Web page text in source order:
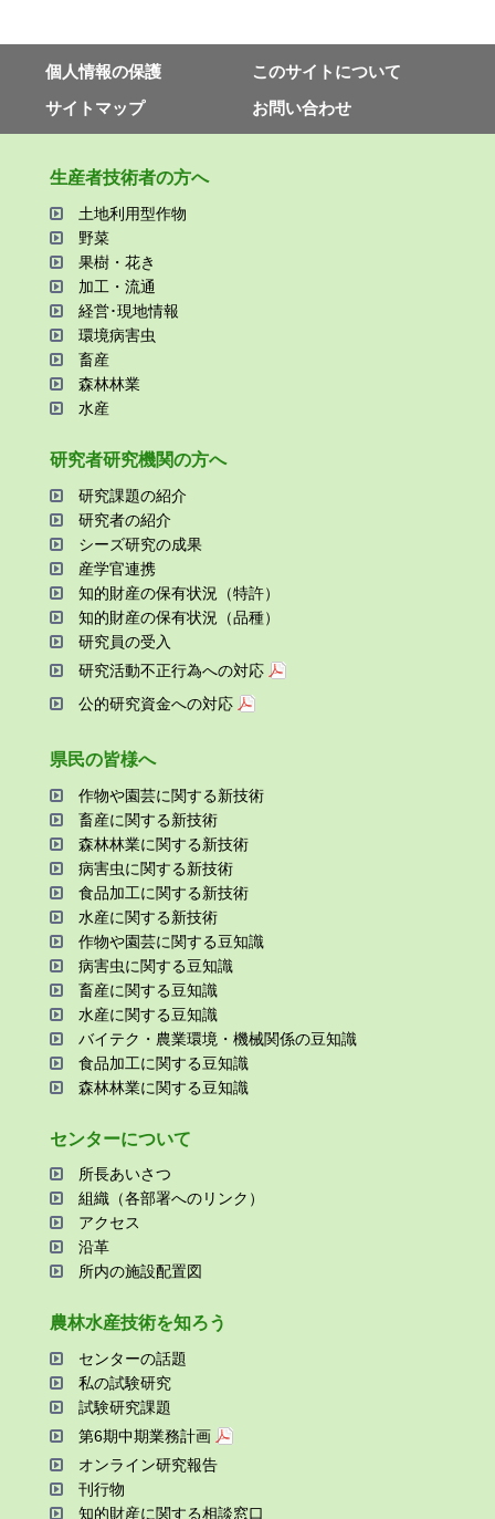
個⼈情報の保護
このサイトについて
サイトマップ
お問い合わせ
⽣産者技術者の⽅へ
⼟地利⽤型作物
野菜
果樹・花き
加⼯・流通
経営･現地情報
環境病害⾍
畜産
森林林業
⽔産
研究者研究機関の⽅へ
研究課題の紹介
研究者の紹介
シーズ研究の成果
産学官連携
知的財産の保有状況（特許）
知的財産の保有状況（品種）
研究員の受⼊
研究活動不正⾏為への対応
公的研究資金への対応
県⺠の皆様へ
作物や園芸に関する新技術
畜産に関する新技術
森林林業に関する新技術
病害⾍に関する新技術
⾷品加⼯に関する新技術
⽔産に関する新技術
作物や園芸に関する⾖知識
病害⾍に関する⾖知識
畜産に関する⾖知識
⽔産に関する⾖知識
バイテク・農業環境・機械関係の⾖知識
⾷品加⼯に関する⾖知識
森林林業に関する⾖知識
センターについて
所⻑あいさつ
組織（各部署へのリンク）
アクセス
沿⾰
所内の施設配置図
農林⽔産技術を知ろう
センターの話題
私の試験研究
試験研究課題
第6期中期業務計画
オンライン研究報告
刊⾏物
知的財産に関する相談窓⼝